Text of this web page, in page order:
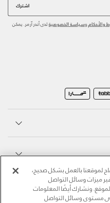
اشترك
والأحكام وسياسة الخصوصية لدى أندر آرمر. يمكن
لموقعنا بالعمل بشكل صحيح،
ميزات وسائل التواصل
ونشارك أيضًا المعلومات
مستوى وسائل التواصل